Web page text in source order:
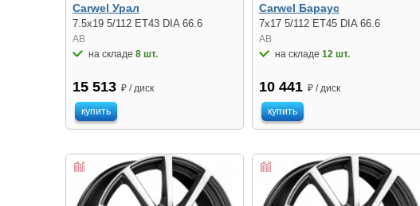
Carwel Урал
7.5x19 5/112 ET43 DIA 66.6
AB
на складе 8 шт.
15 513 ₽ / диск
купить
Carwel Бараус
7x17 5/112 ET45 DIA 66.6
AB
на складе 12 шт.
10 441 ₽ / диск
купить